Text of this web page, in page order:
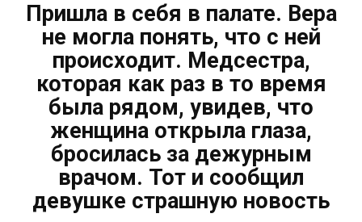
Пришла в себя в палате. Вера
не могла понять, что с ней
происходит. Медсестра,
которая как раз в то время
была рядом, увидев, что
женщина открыла глаза,
бросилась за дежурным
врачом. Тот и сообщил
девушке страшную новость